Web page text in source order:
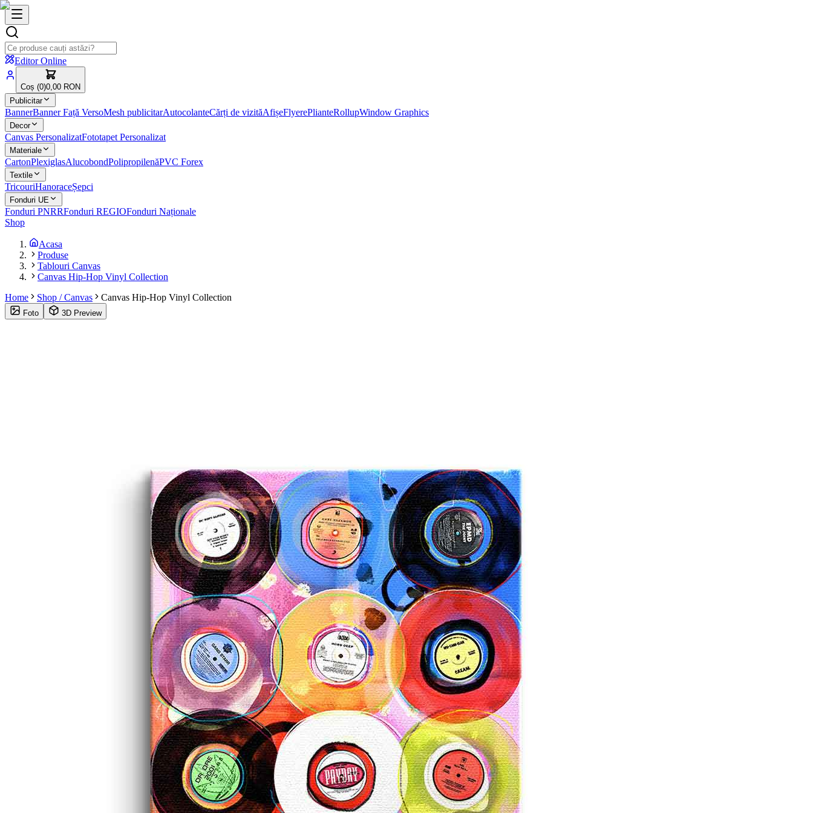
Editor Online
Coș (0)0,00 RON
Publicitar
BannerBanner Față VersoMesh publicitarAutocolanteCărți de vizităAfișeFlyerePlianteRollupWindow Graphics
Decor
Canvas PersonalizatFototapet Personalizat
Materiale
CartonPlexiglasAlucobondPolipropilenăPVC Forex
Textile
TricouriHanoraceȘepci
Fonduri UE
Fonduri PNRRFonduri REGIOFonduri Naționale
Shop
Acasa
Produse
Tablouri Canvas
Canvas Hip-Hop Vinyl Collection
Home
Shop / Canvas Canvas Hip-Hop Vinyl Collection
Foto 3D Preview